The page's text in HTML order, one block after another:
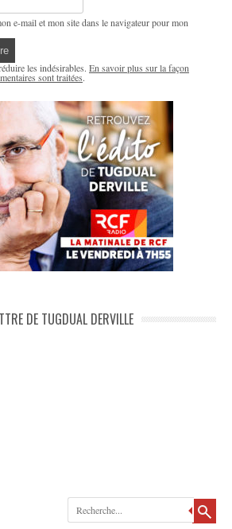
e-mail et mon site dans le navigateur pour mon
les indésirables. En savoir plus sur la façon
sont traitées.
DE TUGDUAL DERVILLE
Recherche